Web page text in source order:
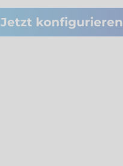
Jetzt konfigurieren